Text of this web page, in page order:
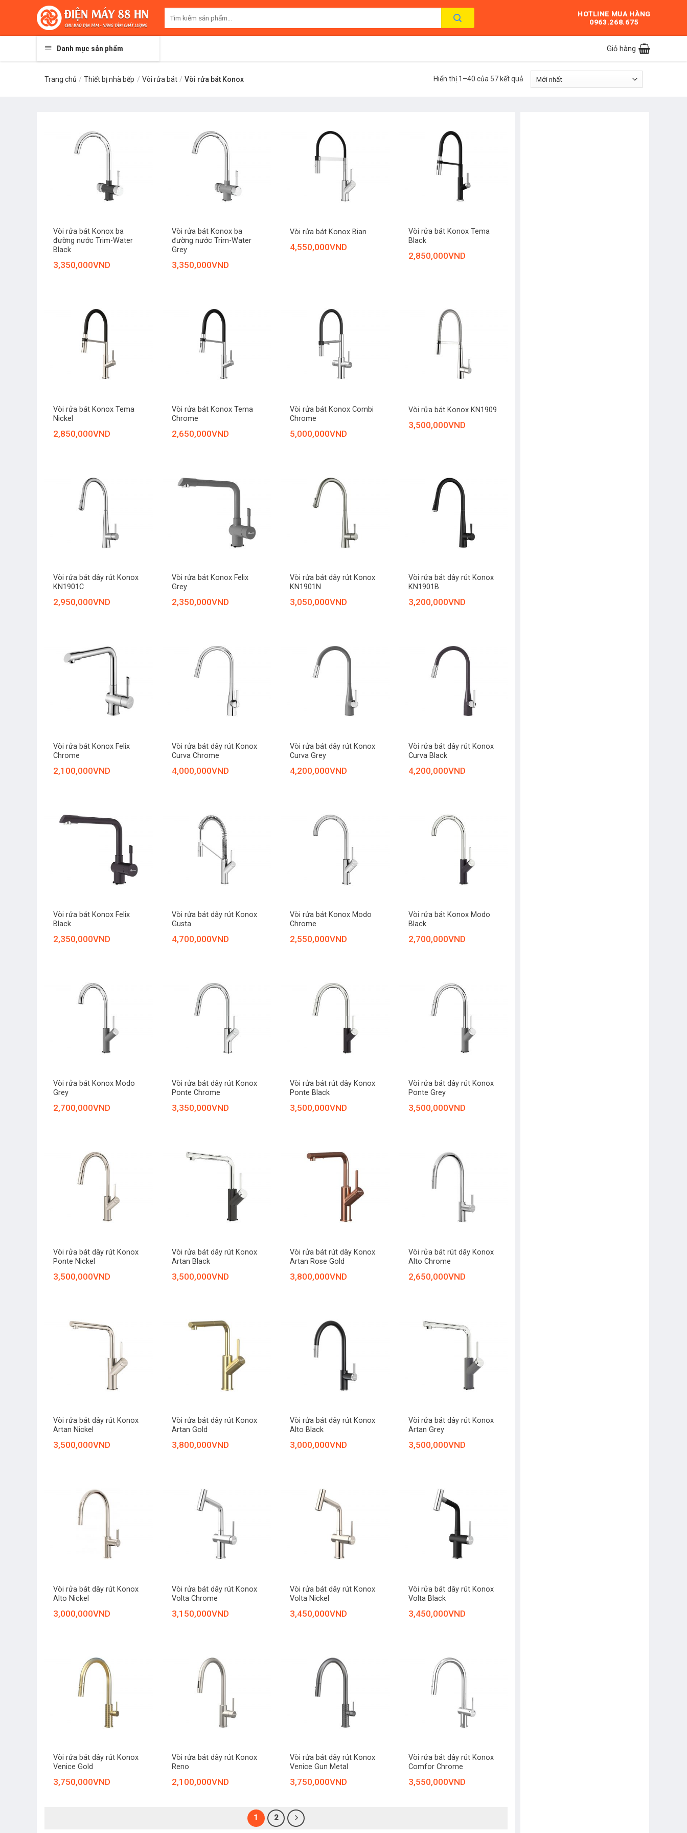
kiếm:
HOTLINE MUA HÀNG
0963.268.675
Danh mục sản phẩm Giỏ hàng
Trang chủ / Thiết bị nhà bếp / Vòi rửa bát / Vòi rửa bát Konox Hiển thị 1–40 của 57 kết quả
Vòi rửa bát Konox ba
đường nước Trim-Water
Black
3,350,000VND
Vòi rửa bát Konox ba
đường nước Trim-Water
Grey
3,350,000VND
Vòi rửa bát Konox Bian
4,550,000VND
Vòi rửa bát Konox Tema
Black
2,850,000VND
Vòi rửa bát Konox Tema
Nickel
2,850,000VND
Vòi rửa bát Konox Tema
Chrome
2,650,000VND
Vòi rửa bát Konox Combi
Chrome
5,000,000VND
Vòi rửa bát Konox KN1909
3,500,000VND
Vòi rửa bát dây rút Konox
KN1901C
2,950,000VND
Vòi rửa bát Konox Felix
Grey
2,350,000VND
Vòi rửa bát dây rút Konox
KN1901N
3,050,000VND
Vòi rửa bát dây rút Konox
KN1901B
3,200,000VND
Vòi rửa bát Konox Felix
Chrome
2,100,000VND
Vòi rửa bát dây rút Konox
Curva Chrome
4,000,000VND
Vòi rửa bát dây rút Konox
Curva Grey
4,200,000VND
Vòi rửa bát dây rút Konox
Curva Black
4,200,000VND
Vòi rửa bát Konox Felix
Black
2,350,000VND
Vòi rửa bát dây rút Konox
Gusta
4,700,000VND
Vòi rửa bát Konox Modo
Chrome
2,550,000VND
Vòi rửa bát Konox Modo
Black
2,700,000VND
Vòi rửa bát Konox Modo
Grey
2,700,000VND
Vòi rửa bát dây rút Konox
Ponte Chrome
3,350,000VND
Vòi rửa bát rút dây Konox
Ponte Black
3,500,000VND
Vòi rửa bát dây rút Konox
Ponte Grey
3,500,000VND
Vòi rửa bát dây rút Konox
Ponte Nickel
3,500,000VND
Vòi rửa bát dây rút Konox
Artan Black
3,500,000VND
Vòi rửa bát rút dây Konox
Artan Rose Gold
3,800,000VND
Vòi rửa bát rút dây Konox
Alto Chrome
2,650,000VND
Vòi rửa bát dây rút Konox
Artan Nickel
3,500,000VND
Vòi rửa bát dây rút Konox
Artan Gold
3,800,000VND
Vòi rửa bát dây rút Konox
Alto Black
3,000,000VND
Vòi rửa bát dây rút Konox
Artan Grey
3,500,000VND
Vòi rửa bát dây rút Konox
Alto Nickel
3,000,000VND
Vòi rửa bát dây rút Konox
Volta Chrome
3,150,000VND
Vòi rửa bát dây rút Konox
Volta Nickel
3,450,000VND
Vòi rửa bát dây rút Konox
Volta Black
3,450,000VND
Vòi rửa bát dây rút Konox
Venice Gold
3,750,000VND
Vòi rửa bát dây rút Konox
Reno
2,100,000VND
Vòi rửa bát dây rút Konox
Venice Gun Metal
3,750,000VND
Vòi rửa bát dây rút Konox
Comfor Chrome
3,550,000VND
1 2